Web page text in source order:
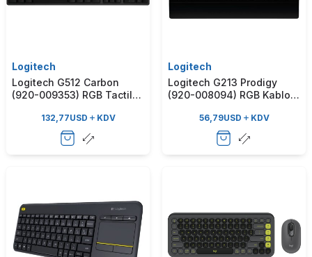
Logitech
Logitech G512 Carbon
(920-009353) RGB Tactile
Gaming Klavye
132,77USD KDV
Logitech
Logitech G213 Prodigy
(920-008094) RGB Kablolu
56,79USD KDV